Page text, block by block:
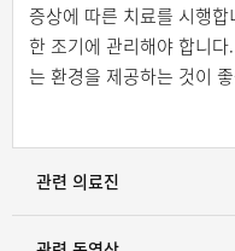
증상에 따른 치료를 시행
한 조기에 관리해야 합니
는 환경을 제공하는 것이
관련 의료진